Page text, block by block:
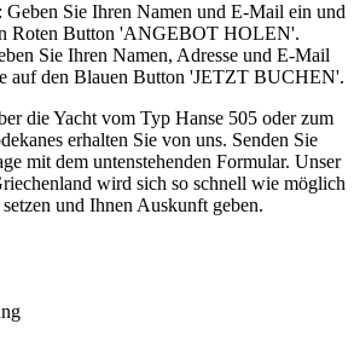
Geben Sie Ihren Namen und E-Mail ein und
Roten Button 'ANGEBOT HOLEN'.
Sie Ihren Namen, Adresse und E-Mail
auf den Blauen Button 'JETZT BUCHEN'.
die Yacht vom Typ Hanse 505 oder zum
erhalten Sie von uns. Senden Sie
mit dem untenstehenden Formular. Unser
wird sich so schnell wie möglich
und Ihnen Auskunft geben.